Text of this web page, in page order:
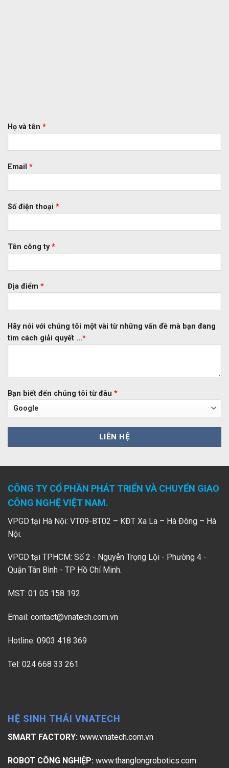
Họ và tên *
Email *
Số điện thoại *
Tên công ty*
Địa điểm *
Hãy nói với chúng tôi một vài từ những vấn đề mà bạn đang
tìm cách giải quyết ...*
Bạn biết đến chúng tôi từ đâu *
CÔNG TY CỔ PHẦN PHÁT TRIỂN VÀ CHUYỂN GIAO
CÔNG NGHỆ VIỆT NAM.
VPGD tại Hà Nội: VT09-BT02 – KĐT Xa La – Hà Đông – Hà
Nội.
VPGD tại TPHCM: Số 2 - Nguyễn Trọng Lội - Phường 4 -
Quận Tân Bình - TP Hồ Chí Minh.
MST: 01 05 158 192
Email: contact@vnatech.com.vn
Hotline: 0903 418 369
Tel: 024 668 33 261
HỆ SINH THÁI VNATECH
SMART FACTORY: www.vnatech.com.vn
ROBOT CÔNG NGHIỆP: www.thanglongrobotics.com